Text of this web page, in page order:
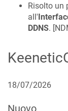
Risolto un
all'
DDNS. [
18/07/2026
Nuovo